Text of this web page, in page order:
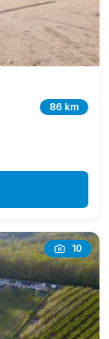
86 km
10